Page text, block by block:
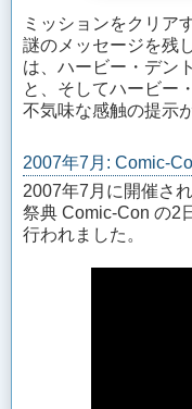
ミッションをクリア
謎のメッセージを残
は、ハービー・デン
と、そしてハービー
不気味な感触の提示
2007年7月: Comic-
2007年7月に開催さ
祭典 Comic-Con の2
行われました。